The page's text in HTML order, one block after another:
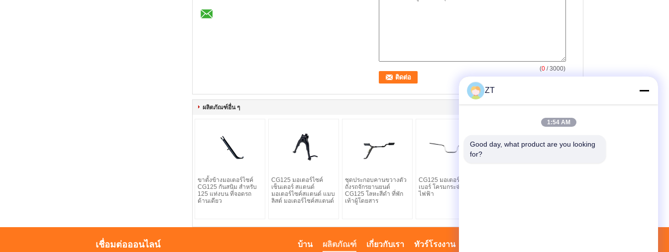
(0 / 3000)
ผลิตภัณฑ์อื่น ๆ
ขาตั้งข้างมอเตอร์ไซค์
CG125 กันสนิม สำหรับ
125 แท่งบน ที่จอดรถ
ด้านเดียว
CG125 มอเตอร์ไซค์
เซ็นเตอร์ สแตนด์
มอเตอร์ไซค์สแตนด์ แมบ
ลิสต์ มอเตอร์ไซค์สแตนด์
ชุดประกอบคานขวางตัว
ถังรถจักรยานยนต์
CG125 โลหะสีดำ ที่พัก
เท้าผู้โดยสาร
CG125 มอเตอร์ไซค์เลน
เบอร์ โครมกระจ่างเคลือบ
ไฟฟ้า
เชื่อมต่อออนไลน์ ทัวร์โรงงาน
เกี่ยวกับเรา
ผลิตภัณฑ์
บ้าน
ZT
1:54 AM
Good day, what product are you looking
for?